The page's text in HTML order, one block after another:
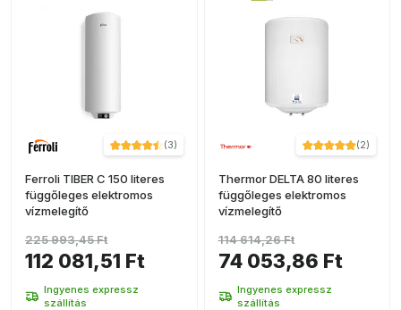
(3)
Ferroli TIBER C 150 literes
függőleges elektromos
vízmelegítő
112 081,51 Ft
225 993,45 Ft
Ingyenes expressz
szállítás
(2)
Thermor DELTA 80 literes
függőleges elektromos
vízmelegítő
74 053,86 Ft
114 614,26 Ft
Ingyenes expressz
szállítás